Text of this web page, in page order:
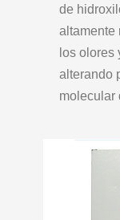
de
altamente
los olores
alterando
molecular